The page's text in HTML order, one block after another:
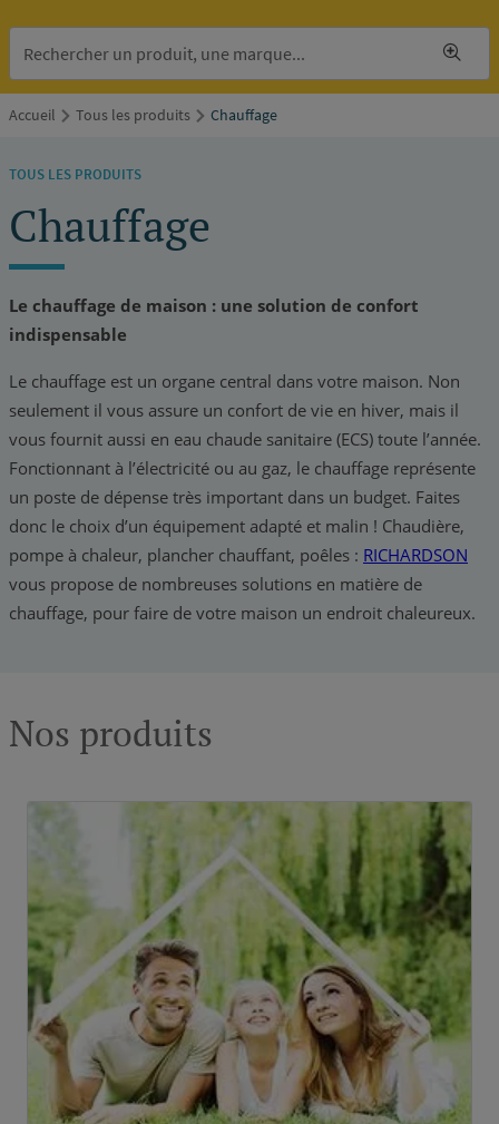
Accueil Tous les produits Chauffage
TOUS LES PRODUITS
Chauffage
Le chauffage de maison : une solution de confort
indispensable
Le chauffage est un organe central dans votre maison. Non
seulement il vous assure un confort de vie en hiver, mais il
vous fournit aussi en eau chaude sanitaire (ECS) toute l’année.
Fonctionnant à l’électricité ou au gaz, le chauffage représente
un poste de dépense très important dans un budget. Faites
donc le choix d’un équipement adapté et malin ! Chaudière,
pompe à chaleur, plancher chauffant, poêles : RICHARDSON
vous propose de nombreuses solutions en matière de
chauffage, pour faire de votre maison un endroit chaleureux.
Nos produits